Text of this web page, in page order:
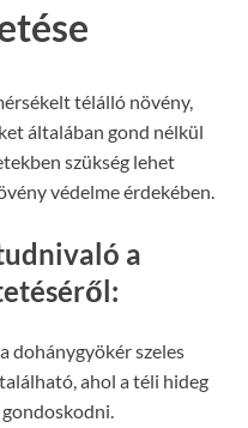
télálló növény,
általában gond nélkül
szükség lehet
védelme érdekében.
a
dohánygyökér szeles
ahol a téli hideg